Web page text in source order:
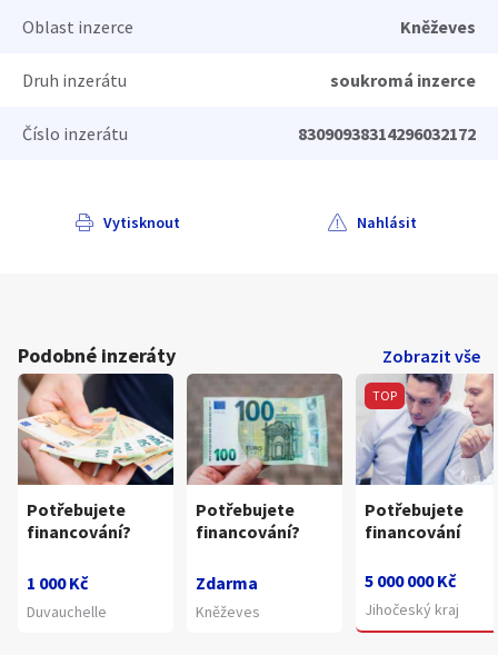
Oblast inzerce Kněževes
Druh inzerátu soukromá inzerce
Číslo inzerátu 83090938314296032172
Vytisknout Nahlásit
Podobné inzeráty Zobrazit vše
Potřebujete
financování?
1 000 Kč
Duvauchelle
Potřebujete
financování?
Zdarma
Kněževes
TOP
Potřebujete
financování
5 000 000 Kč
Jihočeský kraj